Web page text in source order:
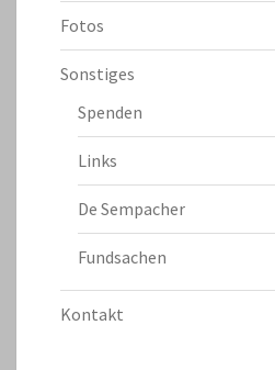
Fotos
Sonstiges
Spenden
Links
De Sempacher
Fundsachen
Kontakt